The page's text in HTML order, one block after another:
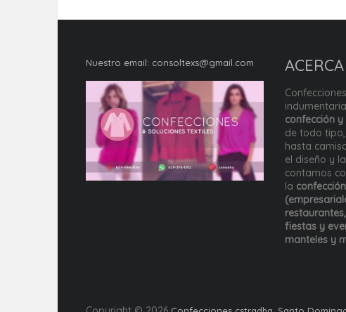
Nuestro email: consoltexs@gmail.com
confección
de todo
hasta
el diseño y
contamos
la
fiestas y
manteles y